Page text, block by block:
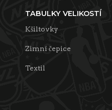
TABULKY VELIKOSTÍ
Kšiltovky
Zimní čepice
Textil